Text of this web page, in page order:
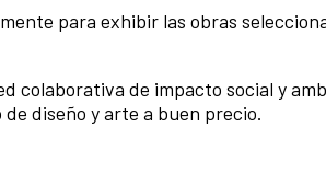
para exhibir las obras
colaborativa de impacto social y
diseño y arte a buen precio.